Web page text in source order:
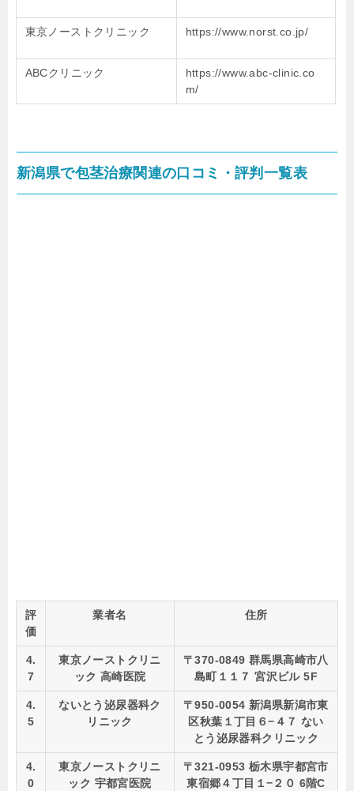
東京ノーストクリニック https://www.norst.co.jp/
ABCクリニック
https://www.abc-clinic.co
m/
新潟県で包茎治療関連の口コミ・評判一覧表
評
価
業者名 住所
4.
7
東京ノーストクリニ
ック 高崎医院
〒370-0849 群馬県高崎市八
島町１１７ 宮沢ビル 5F
4.
5
ないとう泌尿器科ク
リニック
〒950-0054 新潟県新潟市東
区秋葉１丁目６−４７ ない
とう泌尿器科クリニック
4.
0
東京ノーストクリニ
ック 宇都宮医院
〒321-0953 栃木県宇都宮市
東宿郷４丁目１−２０ 6階C